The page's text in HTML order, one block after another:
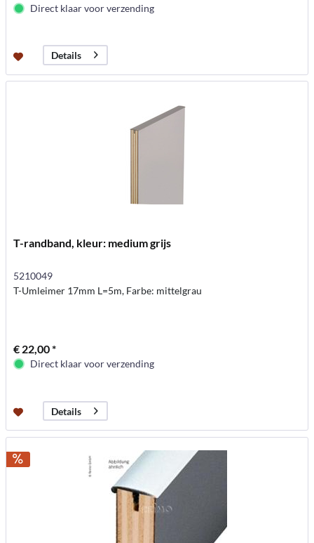
Direct klaar voor verzending
Details
T-randband, kleur: medium grijs
5210049
T-Umleimer 17mm L=5m, Farbe: mittelgrau
€ 22,00 *
Direct klaar voor verzending
Details